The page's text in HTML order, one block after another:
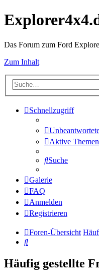
Das Forum zum Ford
Zum Inhalt
Schnellzugriff
Aktive Themen
Suche
Galerie
FAQ
Anmelden
Registrieren
Foren-Übersicht
Suche
Häufig gestellte